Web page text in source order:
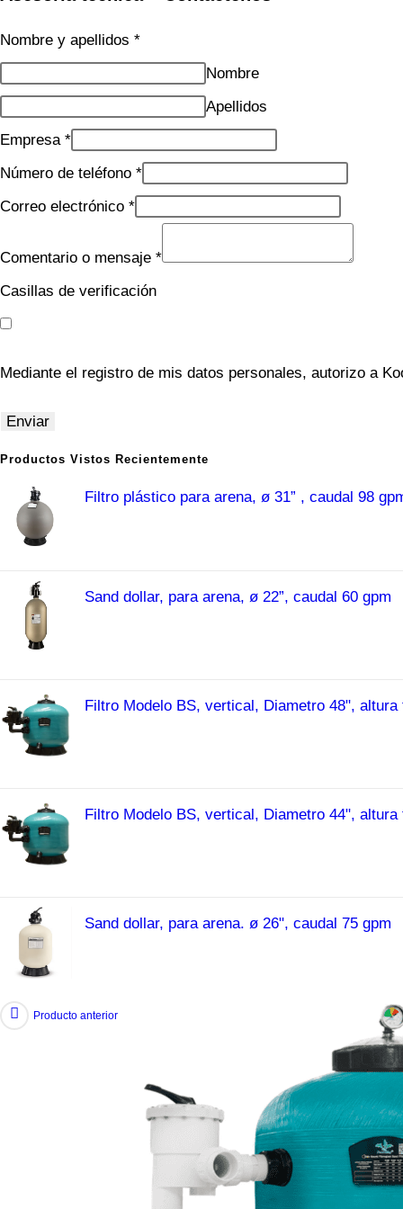
Nombre y apellidos *
Nombre
Apellidos
Empresa *
Número de teléfono *
Correo electrónico *
Comentario o mensaje *
Casillas de verificación
Mediante el registro de mis datos personales, autorizo a
Enviar
Productos Vistos Recientemente
Filtro plástico para arena, ø 31” , caudal 98
Sand dollar, para arena, ø 22”, caudal 60 gpm
Filtro Modelo BS, vertical, Diametro 48", altura
Filtro Modelo BS, vertical, Diametro 44", altura
Sand dollar, para arena. ø 26", caudal 75 gpm
Producto anteriorZoom